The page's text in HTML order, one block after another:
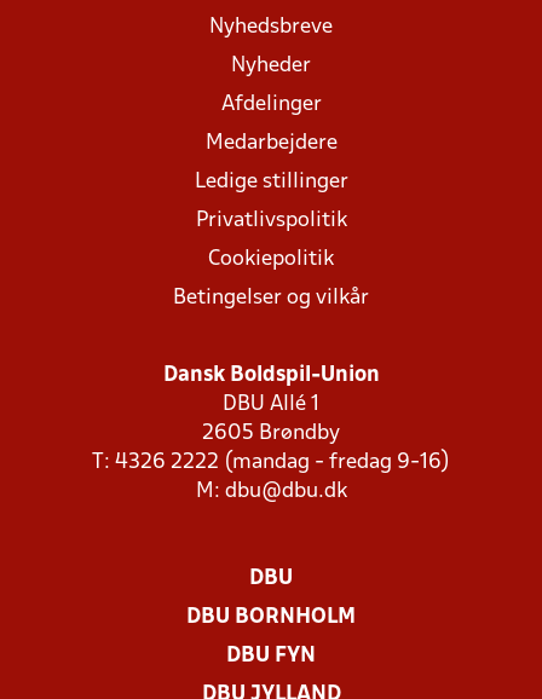
Nyhedsbreve
Nyheder
Afdelinger
Medarbejdere
Ledige stillinger
Privatlivspolitik
Cookiepolitik
Betingelser og vilkår
Dansk Boldspil-Union
DBU Allé 1
2605 Brøndby
T: 4326 2222 (mandag - fredag 9-16)
M: dbu@dbu.dk
DBU
DBU BORNHOLM
DBU FYN